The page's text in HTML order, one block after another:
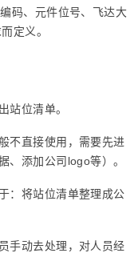
码、元件位号、飞达大
定义。
站位清单。
不直接使用，需要先进
、添加公司logo等）。
：将站位清单整理成公
手动去处理，对人员经